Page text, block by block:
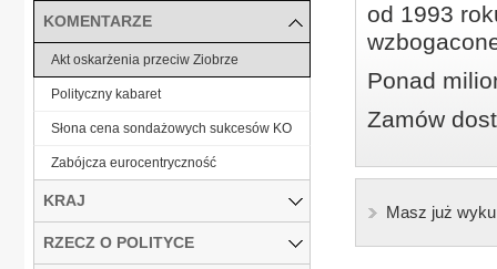
od 1993
Ponad
Zamów
Masz już
KOMENTARZE
Akt oskarżenia przeciw Ziobrze
Polityczny kabaret
Słona cena sondażowych sukcesów KO
Zabójcza eurocentryczność
KRAJ
RZECZ O POLITYCE